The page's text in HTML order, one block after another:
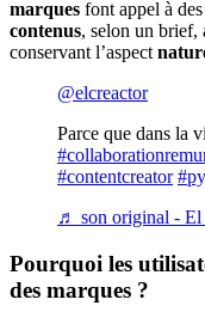
marques font appel à
contenus, selon un
conservant l’aspect
@elcreactor
Parce que dans la
#contentcreator
♬ son original - El
Pourquoi les
des marques ?